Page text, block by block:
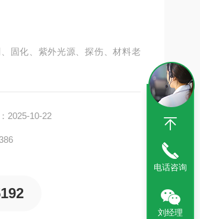
固化、紫外光源、探伤、材料老
2025-10-22
电话咨询
刘经理